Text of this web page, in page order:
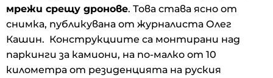
мрежи срещу дронове. Това става ясно от
снимка, публикувана от журналиста Олег
Кашин. Конструкциите са монтирани над
паркинги за камиони, на по-малко от 10
километра от резиденцията на руския